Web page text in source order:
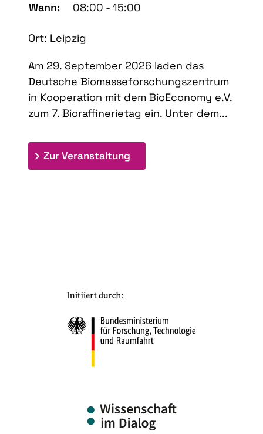
Wann:
08:00 - 15:00
Ort: Leipzig
Am 29. September 2026 laden das
Deutsche Biomasseforschungszentrum
in Kooperation mit dem BioEconomy e.V.
zum 7. Bioraffinerietag ein. Unter dem...
Zur Veranstaltung